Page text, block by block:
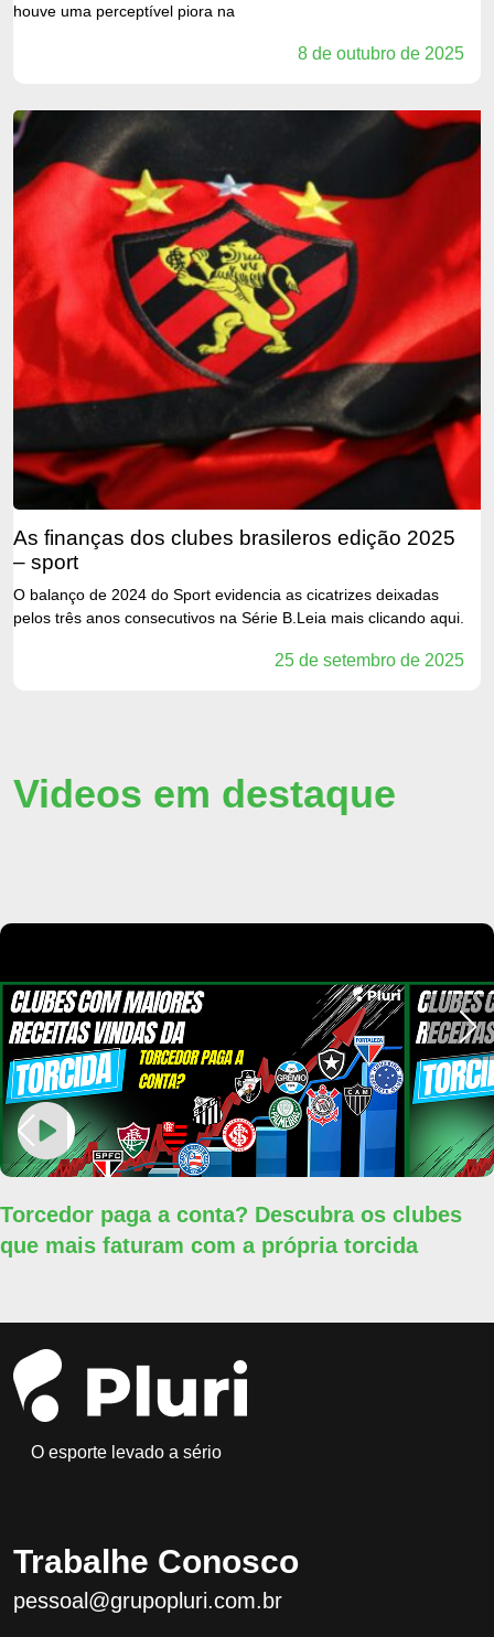
houve uma perceptível piora na
8 de outubro de 2025
as finanças dos clubes brasileros edição 2025
– sport
O balanço de 2024 do Sport evidencia as cicatrizes deixadas
pelos três anos consecutivos na Série B.Leia mais clicando aqui.
25 de setembro de 2025
Videos em destaque
Torcedor paga a conta? Descubra os clubes
que mais faturam com a própria torcida
O esporte levado a sério
Trabalhe Conosco
pessoal@grupopluri.com.br